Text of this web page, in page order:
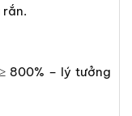
rắn.
800% – lý tưởng